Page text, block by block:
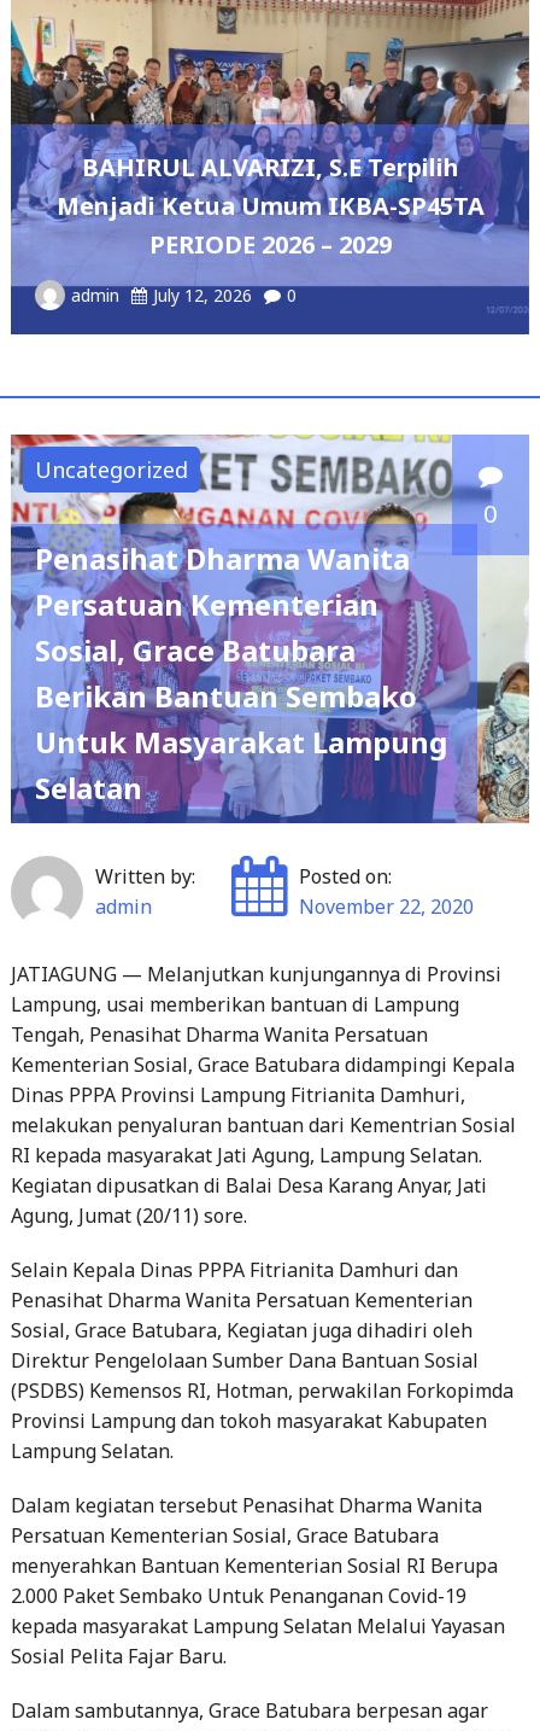
Terpilih
SP45TA
DPRD Lampung
Pengembangan
Melalui Perwosi Padel
Tournament
May 7, 2026 0
Uncategorized
0
Penasihat Dharma Wanita
Persatuan Kementerian
Sosial, Grace Batubara
Berikan Bantuan Sembako
Untuk Masyarakat Lampung
Selatan
Written by:
Posted on:
JATIAGUNG — Melanjutkan kunjungannya di Provinsi
Tengah, Penasihat Dharma Wanita Persatuan
Kementerian Sosial, Grace Batubara didampingi Kepala
Dinas PPPA Provinsi Lampung Fitrianita Damhuri,
melakukan penyaluran bantuan dari Kementrian Sosial
RI kepada masyarakat Jati Agung, Lampung Selatan.
Kegiatan dipusatkan di Balai Desa Karang Anyar, Jati
Agung, Jumat (20/11) sore.
Selain Kepala Dinas PPPA Fitrianita Damhuri dan
Penasihat Dharma Wanita Persatuan Kementerian
Sosial, Grace Batubara, Kegiatan juga dihadiri oleh
Direktur Pengelolaan Sumber Dana Bantuan Sosial
(PSDBS) Kemensos RI, Hotman, perwakilan Forkopimda
Provinsi Lampung dan tokoh masyarakat Kabupaten
Lampung Selatan.
Dalam kegiatan tersebut Penasihat Dharma Wanita
Persatuan Kementerian Sosial, Grace Batubara
menyerahkan Bantuan Kementerian Sosial RI Berupa
2.000 Paket Sembako Untuk Penanganan Covid-19
kepada masyarakat Lampung Selatan Melalui Yayasan
Sosial Pelita Fajar Baru.
Dalam sambutannya, Grace Batubara berpesan agar
2000 paket sembako yang diserahkan dapat disalurkan
kepada masyarakat yang benar-benar membutuhkan.